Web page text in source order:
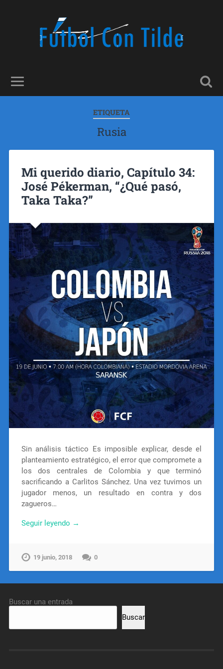
ETIQUETA
Rusia
Mi querido diario, Capítulo 34:
José Pékerman, “¿Qué pasó,
Taka Taka?”
Sin análisis táctico Es imposible explicar, desde el
planteamiento estratégico, el error que compromete a
los dos centrales de Colombia y que terminó
sacrificando a Carlitos Sánchez. Una vez tuvimos un
jugador menos, un resultado en contra y dos
zagueros…
Seguir leyendo →
19 junio, 2018 0
Buscar una entrada
Buscar